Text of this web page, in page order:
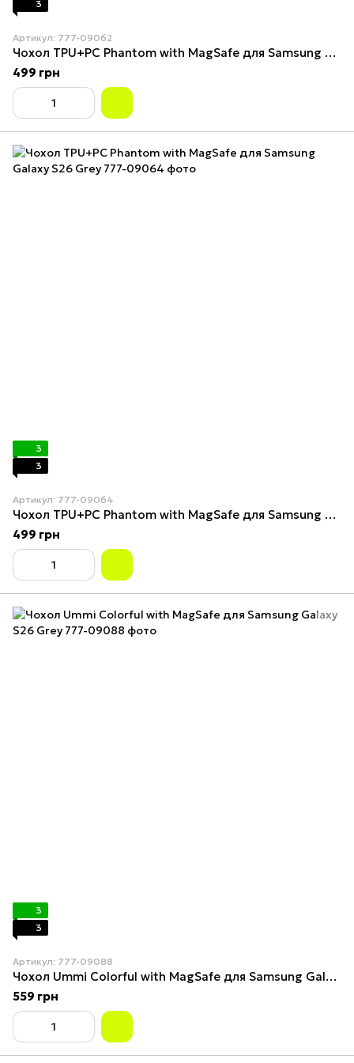
3
Артикул: 777-09062
Чохол TPU+PC Phantom with MagSafe для Samsung Galaxy S26 Black
499 грн
3
3
Артикул: 777-09064
Чохол TPU+PC Phantom with MagSafe для Samsung Galaxy S26 Grey
499 грн
3
3
Артикул: 777-09088
Чохол Ummi Colorful with MagSafe для Samsung Galaxy S26 Grey
559 грн